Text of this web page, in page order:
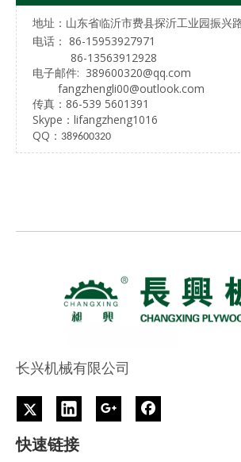
地址：山东省临沂市费县探沂工业园振兴
电话： 86-15953927971
86-13563912928
电子邮件: 389600320@qq.com
fangzhengli00@outlook.com
传真：86-539 5601391
Skype： lifangzheng1016
QQ： 389600320
长兴机械有限公司
快速链接